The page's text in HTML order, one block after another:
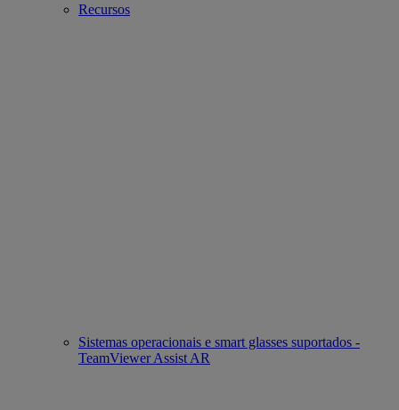
Recursos
Sistemas operacionais e smart glasses suportados -
TeamViewer Assist AR